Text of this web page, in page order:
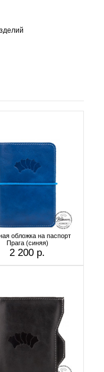
обложка на паспорт
Прага (синяя)
2 200 р.